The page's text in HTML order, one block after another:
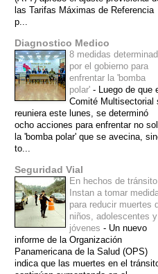
las Tarifas Máximas de Referencia
p...
Diagnostico Medico
8 medidas
por el gobierno para
enfrentar la 'bomba
polar' - Luego de que
Comité Multisectorial
reuniera este lunes, se determinó
ocho acciones para enfrentar no
la 'bomba polar' que se avecina,
to...
Seguridad Vial
En hechos de tránsito
Instan a tomar
para reducir muertes
niños, adolescentes y
jóvenes - Un nuevo
informe de la Organización
Panamericana de la Salud (OPS)
indica que las muertes en el